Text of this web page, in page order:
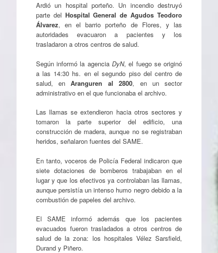
Ardió un hospital porteño. Un incendio destruyó
parte del Hospital General de Agudos Teodoro
Álvarez, en el barrio porteño de Flores, y las
autoridades evacuaron a pacientes y los
trasladaron a otros centros de salud.
Según informó la agencia DyN, el fuego se originó
a las 14:30 hs. en el segundo piso del centro de
salud, enAranguren al 2800, en un sector
administrativo en el que funcionaba el archivo.
Las llamas se extendieron hacia otros sectores y
tomaron la parte superior del edificio, una
construcción de madera, aunque no se registraban
heridos, señalaron fuentes del SAME.
En tanto, voceros de Policía Federal indicaron que
siete dotaciones de bomberos trabajaban en el
lugar y que los efectivos ya controlaban las llamas,
aunque persistía un intenso humo negro debido a la
combustión de papeles del archivo.
El SAME informó además que los pacientes
evacuados fueron trasladados a otros centros de
salud de la zona: los hospitales Vélez Sarsfield,
Durand y Piñero.